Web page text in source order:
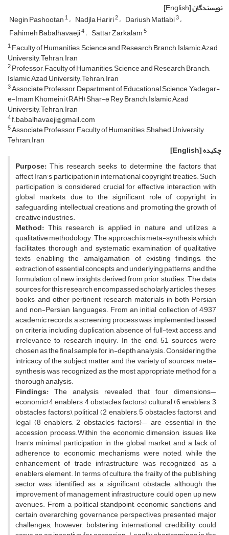
نویسندگان[English]
Negin Pashootan1 Nadjla Hariri2 Dariush Matlabi3
Fahimeh Babalhavaeji4 Sattar Zarkalam5
1Faculty of Humanities, Science and Research Branch, Islamic Azad
University, Tehran, Iran
2Professor, Faculty of Humanities, Science and Research Branch,
Islamic Azad University, Tehran, Iran
3Associate Professor, Department of Educational Science, Yadegar-
e-Imam Khomeini (RAH) Shar-e Rey Branch, Islamic Azad
University, Tehran, Iran
4f.babalhavaeji@gmail.com
5Associate Professor, Faculty of Humanities, Shahed University,
Tehran, Iran
چکیده[English]
Purpose: This research seeks to determine the factors that
affect Iran's participation in international copyright treaties. Such
participation is considered crucial for effective interaction with
global markets, due to the significant role of copyright in
safeguarding intellectual creations and promoting the growth of
creative industries.
Method: This research is applied in nature and utilizes a
qualitative methodology. The approach is meta-synthesis, which
facilitates thorough and systematic examination of qualitative
texts, enabling the amalgamation of existing findings, the
extraction of essential concepts and underlying patterns, and the
formulation of new insights derived from prior studies. The data
sources for this research encompassed scholarly articles, theses,
books, and other pertinent research materials in both Persian
and non-Persian languages. From an initial collection of 4,937
academic records, a screening process was implemented based
on criteria including duplication, absence of full-text access, and
irrelevance to research inquiry. In the end, 51 sources were
chosen as the final sample for in-depth analysis. Considering the
intricacy of the subject matter and the variety of sources, meta-
synthesis was recognized as the most appropriate method for a
thorough analysis.
Findings: The analysis revealed that four dimensions—
economic(4 enablers, 4 obstacles factors), cultural (6 enablers, 3
obstacles factors), political (2 enablers, 5 obstacles factors), and
legal (8 enablers, 2 obstacles factors)— are essential in the
accession process.Within the economic dimension, issues like
Iran's minimal participation in the global market and a lack of
adherence to economic mechanisms were noted, while the
enhancement of trade infrastructure was recognized as a
enablers element. In terms of culture, the frailty of the publishing
sector was identified as a significant obstacle, although the
improvement of management infrastructure could open up new
avenues. From a political standpoint, economic sanctions and
certain overarching governance perspectives presented major
challenges; however, bolstering international credibility could